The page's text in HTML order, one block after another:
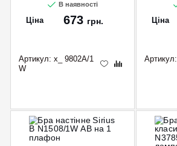
В наявності
Ціна 673 грн.
Артикул: x_ 9802A/1
W
Ціна
Артикул: